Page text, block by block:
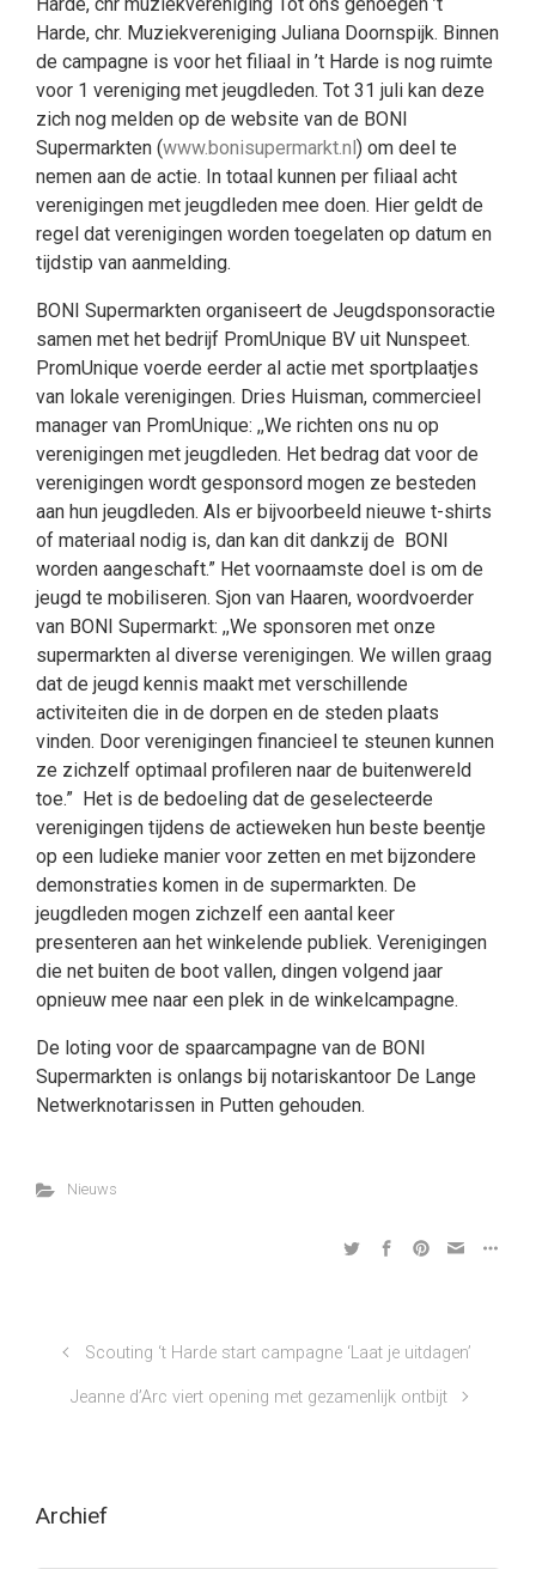
Harde, chr. Muziekvereniging Juliana Doornspijk. Binnen
de campagne is voor het filiaal in ’t Harde is nog ruimte
voor 1 vereniging met jeugdleden. Tot 31 juli kan deze
zich nog melden op de website van de BONI
Supermarkten (www.bonisupermarkt.nl) om deel te
nemen aan de actie. In totaal kunnen per filiaal acht
verenigingen met jeugdleden mee doen. Hier geldt de
regel dat verenigingen worden toegelaten op datum en
tijdstip van aanmelding.
BONI Supermarkten organiseert de Jeugdsponsoractie
samen met het bedrijf PromUnique BV uit Nunspeet.
PromUnique voerde eerder al actie met sportplaatjes
van lokale verenigingen. Dries Huisman, commercieel
manager van PromUnique: ,,We richten ons nu op
verenigingen met jeugdleden. Het bedrag dat voor de
verenigingen wordt gesponsord mogen ze besteden
aan hun jeugdleden. Als er bijvoorbeeld nieuwe t-shirts
of materiaal nodig is, dan kan dit dankzij de BONI
worden aangeschaft.” Het voornaamste doel is om de
jeugd te mobiliseren. Sjon van Haaren, woordvoerder
van BONI Supermarkt: ,,We sponsoren met onze
supermarkten al diverse verenigingen. We willen graag
dat de jeugd kennis maakt met verschillende
activiteiten die in de dorpen en de steden plaats
vinden. Door verenigingen financieel te steunen kunnen
ze zichzelf optimaal profileren naar de buitenwereld
toe.” Het is de bedoeling dat de geselecteerde
verenigingen tijdens de actieweken hun beste beentje
op een ludieke manier voor zetten en met bijzondere
demonstraties komen in de supermarkten. De
jeugdleden mogen zichzelf een aantal keer
presenteren aan het winkelende publiek. Verenigingen
die net buiten de boot vallen, dingen volgend jaar
opnieuw mee naar een plek in de winkelcampagne.
De loting voor de spaarcampagne van de BONI
Supermarkten is onlangs bij notariskantoor De Lange
Netwerknotarissen in Putten gehouden.
Nieuws
Scouting ‘t Harde start campagne ‘Laat je uitdagen’
Jeanne d’Arc viert opening met gezamenlijk ontbijt
Archief